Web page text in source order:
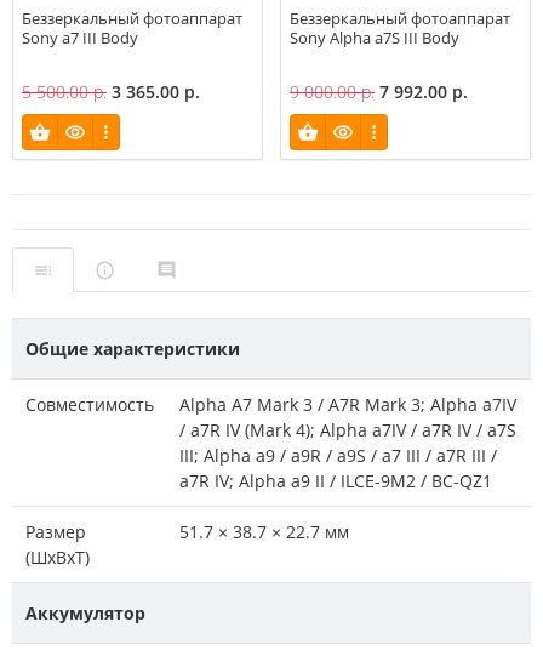
Беззеркальный фотоаппарат
Sony a7 III Body
5 500.00 р. 3 365.00 р.
Беззеркальный фотоаппарат
Sony Alpha a7S III Body
9 000.00 р. 7 992.00 р.
Общие характеристики
Совместимость
Alpha A7 Mark 3 / A7R Mark 3; Alpha a7IV
/ a7R IV (Mark 4); Alpha a7IV / a7R IV / a7S
III; Alpha a9 / a9R / a9S / a7 III / a7R III /
a7R IV; Alpha a9 II / ILCE-9M2 / BC-QZ1
Размер
(ШxВxТ)
51.7 × 38.7 × 22.7 мм
Аккумулятор